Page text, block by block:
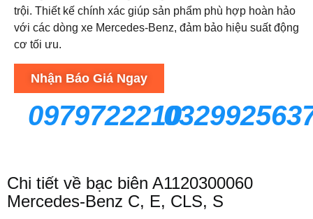
trội. Thiết kế chính xác giúp sản phẩm phù hợp hoàn hảo
với các dòng xe Mercedes-Benz, đảm bảo hiệu suất động
cơ tối ưu.
Nhận Báo Giá Ngay
0979722210
Chi tiết về bạc biên A1120300060
Mercedes-Benz C, E, CLS, S